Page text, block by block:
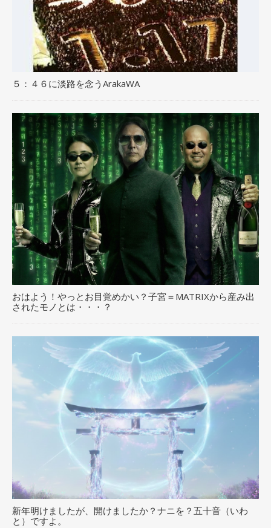
５：４６に淡路を念うArakaWA
おはよう！やっとお目覚めかい？子宮＝MATRIXから産み出
されたモノとは・・・？
新年明けましたが、開けましたか？ナニを？五十音（いわ
と）ですよ。